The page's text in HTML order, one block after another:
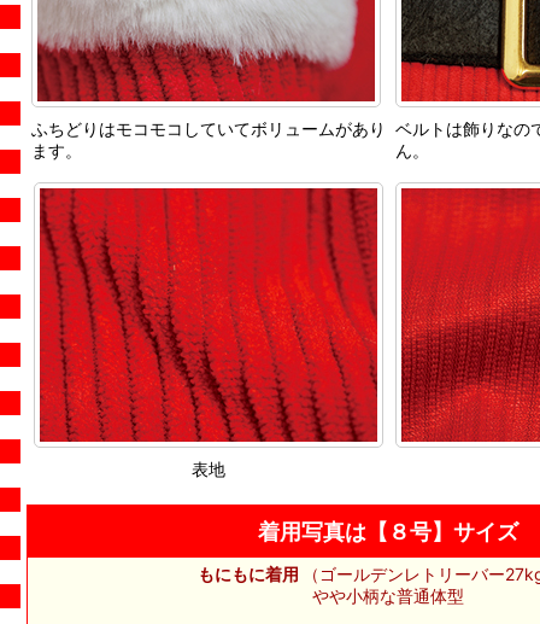
ふちどりはモコモコしていてボリュームがあり
ます。
ベルトは飾りなの
ん。
表地
着用写真は【８号】サイズ
もにもに着用
（ゴールデンレトリーバー
やや小柄な普通体型